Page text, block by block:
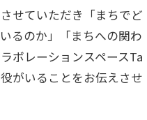
せていただき「まちでど
るのか」「まちへの関わ
ボレーションスペースTa
がいることをお伝えさせ